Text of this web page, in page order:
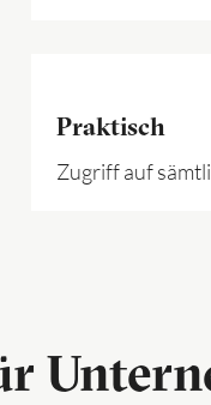
Praktisch
Zugriff auf